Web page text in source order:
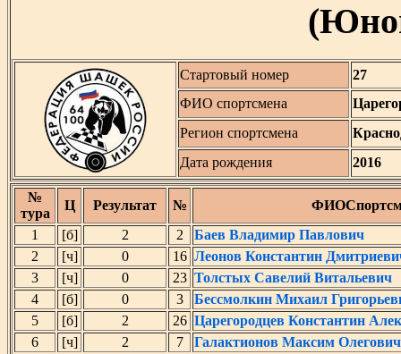
Стартовый номер
27
ФИО спортсмена
Регион спортсмена
Дата рождения
2016
№
тура
Ц Результат №
1
[б] 2 2
Баев Владимир Павлович
2
[ч] 0 16 Леонов Константин
3
[ч] 0 23 Толстых Савелий Витальевич
4
[б] 0 3
Бессмолкин Михаил
5
[б] 2 26 Царегородцев Константин
6
[ч] 2 7
Галактионов Максим Олегович